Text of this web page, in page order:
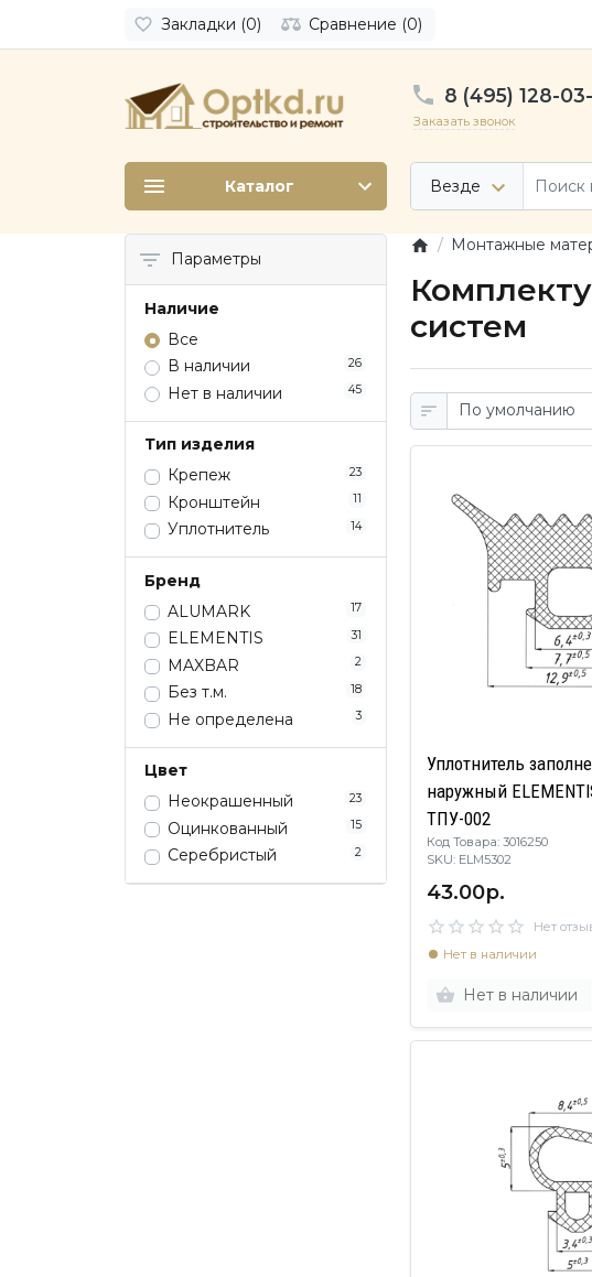
Закладки (0) Сравнение (0)
8 (495) 128-
Заказать звонок
Везде
Каталог
Параметры
Наличие
Все
В наличии
26
Нет в наличии 45
Тип изделия
Крепеж
23
Кронштейн 11
Уплотнитель 14
Бренд
ALUMARK
17
ELEMENTIS 31
MAXBAR 2
Без т.м. 18
Не определена 3
Цвет
Неокрашенный
23
Оцинкованный 15
Серебристый 2
Монтажные
систем
Уплотнитель
наружный
ТПУ-002
Код Товара: 3016250
SKU: ELM5302
43.00р.
Нет
Нет в наличии
Нет в наличии